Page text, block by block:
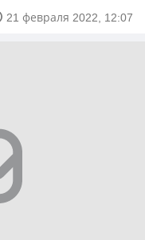
21 февраля 2022, 12:07